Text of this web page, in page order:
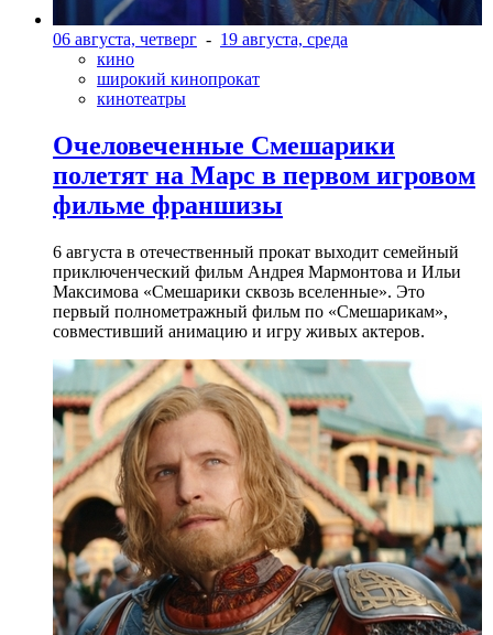
06 августа, четверг - 19 августа, среда
кино
широкий кинопрокат
кинотеатры
Очеловеченные Смешарики
полетят на Марс в первом игровом
фильме франшизы
6 августа в отечественный прокат выходит семейный
приключенческий фильм Андрея Мармонтова и Ильи
Максимова «Смешарики сквозь вселенные». Это
первый полнометражный фильм по «Смешарикам»,
совместивший анимацию и игру живых актеров.